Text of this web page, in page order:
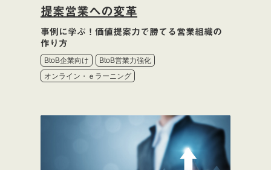
提案営業への変革
事例に学ぶ！価値提案力で勝てる営業組織の
作り方
BtoB企業向け
BtoB営業力強化
オンライン・ｅラーニング